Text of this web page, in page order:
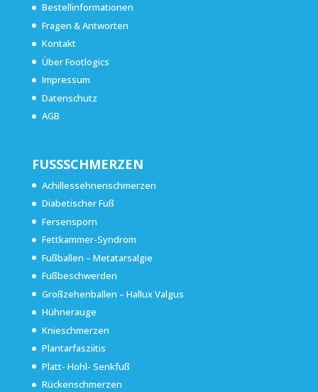
Bestellinformationen
Fragen & Antworten
Kontakt
Über Footlogics
Impressum
Datenschutz
AGB
FUSSSCHMERZEN
Achillessehnenschmerzen
Diabetischer Fuß
Fersensporn
Fettkammer-Syndrom
Fußballen – Metatarsalgie
Fußbeschwerden
Großzehenballen – Hallux Valgus
Hühnerauge
Knieschmerzen
Plantarfasziitis
Platt- Hohl- Senkfuß
Rückenschmerzen